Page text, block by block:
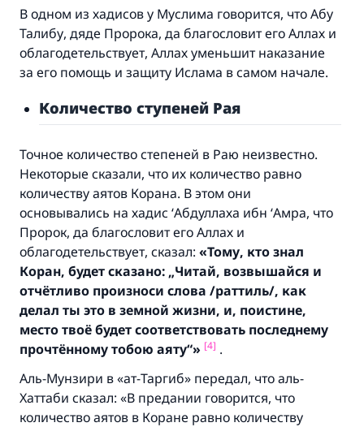
В одном из хадисов у Муслима говорится, что Абу
Талибу, дяде Пророка, да благословит его Аллах и
облагодетельствует, Аллах уменьшит наказание
за его помощь и защиту Ислама в самом начале.
Количество ступеней Рая
Точное количество степеней в Раю неизвестно.
Некоторые сказали, что их количество равно
количеству аятов Корана. В этом они
основывались на хадис ‘Абдуллаха ибн ‘Амра, что
Пророк, да благословит его Аллах и
облагодетельствует, сказал: «Тому, кто знал
Коран, будет сказано: „Читай, возвышайся и
отчётливо произноси слова /раттиль/, как
делал ты это в земной жизни, и, поистине,
место твоё будет соответствовать последнему
прочтённому тобою аяту“» [4] .
Аль-Мунзири в «ат-Таргиб» передал, что аль-
Хаттаби сказал: «В предании говорится, что
количество аятов в Коране равно количеству